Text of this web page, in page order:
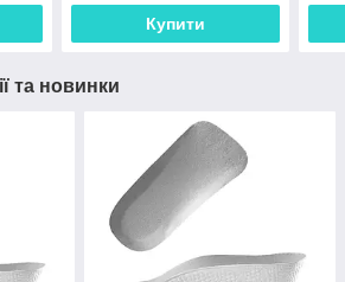
Купити
та новинки